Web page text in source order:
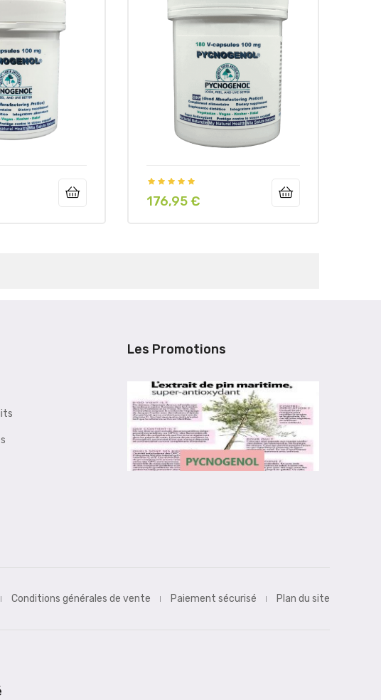
Prix
176,95 €
Les Promotions
Conditions générales de vente Paiement sécurisé Plan du site